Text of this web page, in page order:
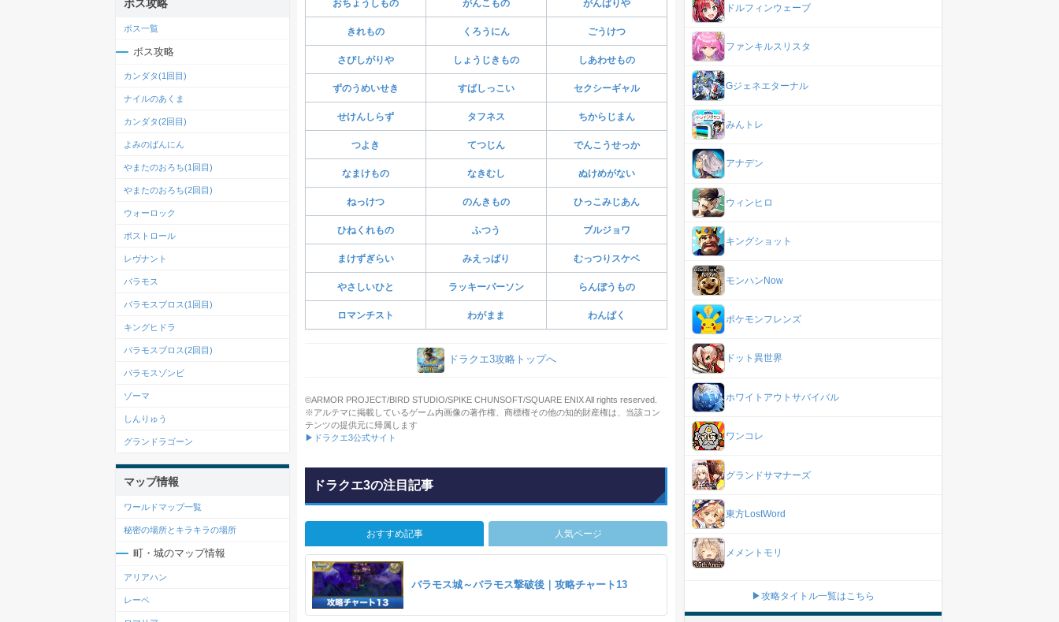
おちょうしもの がんこもの がんばりや
きれもの くろうにん ごうけつ
さびしがりや しょうじきもの しあわせもの
ずのうめいせき すばしっこい セクシーギャル
せけんしらず タフネス ちからじまん
つよき てつじん でんこうせっか
なまけもの なきむし ぬけめがない
ねっけつ のんきもの ひっこみじあん
ひねくれもの ふつう ブルジョワ
まけずぎらい みえっぱり むっつりスケベ
やさしいひと ラッキーパーソン らんぼうもの
ロマンチスト わがまま わんぱく
ドラクエ3攻略トップへ
©ARMOR PROJECT/BIRD STUDIO/SPIKE CHUNSOFT/SQUARE ENIX All rights reserved.
※アルテマに掲載しているゲーム内画像の著作権、商標権その他の知的財産権は、当該コン
テンツの提供元に帰属します
▶ドラクエ3公式サイト
ドラクエ3の注目記事
おすすめ記事 人気ページ
バラモス城～バラモス撃破後｜攻略チャート13
ボス攻略
ボス一覧
ボス攻略
カンダタ(1回目)
ナイルのあくま
カンダタ(2回目)
よみのばんにん
やまたのおろち(1回目)
やまたのおろち(2回目)
ウォーロック
ボストロール
レヴナント
バラモス
バラモスブロス(1回目)
キングヒドラ
バラモスブロス(2回目)
バラモスゾンビ
ゾーマ
しんりゅう
グランドラゴーン
マップ情報
ワールドマップ一覧
秘密の場所とキラキラの場所
町・城のマップ情報
アリアハン
レーベ
ドルフィンウェーブ
ファンキルスリスタ
Gジェネエターナル
みんトレ
アナデン
ウィンヒロ
キングショット
モンハンNow
ポケモンフレンズ
ドット異世界
ホワイトアウトサバイバル
ワンコレ
グランドサマナーズ
東方LostWord
メメントモリ
▶攻略タイトル一覧はこちら